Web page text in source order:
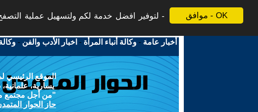
موافق - OK
لتوفير افضل خدمة لكم ولتسهيل عملية
أخبار عامة -وكالة أنباء المرأة - اخبار الأدب والفن -
الموقع الرئيسي
يسارية،
"من أجل مجتمع
حاز الحوار